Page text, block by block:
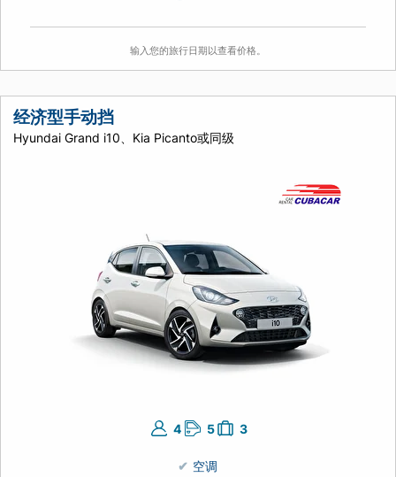
输入您的旅行日期以查看价格。
经济型手动挡
Hyundai Grand i10、Kia Picanto或同级
4 5 3
空调